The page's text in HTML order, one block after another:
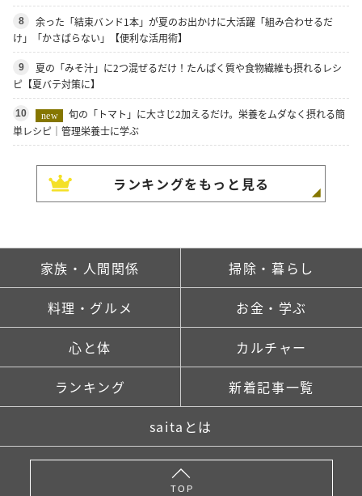
8
余った「結束バンド1本」が夏のお出かけに大活躍「組み合わせるだ
け」「かさばらない」【便利な活用術】
9
夏の「みそ汁」に2つ混ぜるだけ！たんぱく質や食物繊維も摂れるレシ
ピ【夏バテ対策に】
10 new
旬の「トマト」に大さじ2加えるだけ。栄養をムダなく摂れる簡
単レシピ｜管理栄養士に学ぶ
ランキングをもっと見る
家族・人間関係 掃除・暮らし
料理・グルメ お金・学ぶ
心と体 カルチャー
ランキング 新着記事一覧
saitaとは
TOP